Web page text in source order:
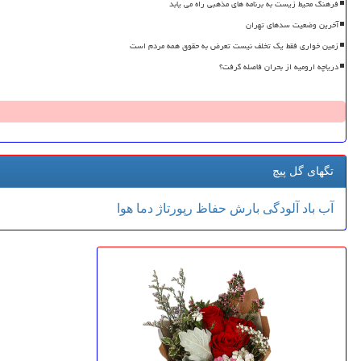
فرهنگ محیط زیست به برنامه های مذهبی راه می یابد
آخرین وضعیت سدهای تهران
زمین خواری فقط یک تخلف نیست تعرض به حقوق همه مردم است
دریاچه ارومیه از بحران فاصله گرفت؟
تگهای گل پیچ
آب باد آلودگی بارش حفاظ رپورتاژ دما هوا